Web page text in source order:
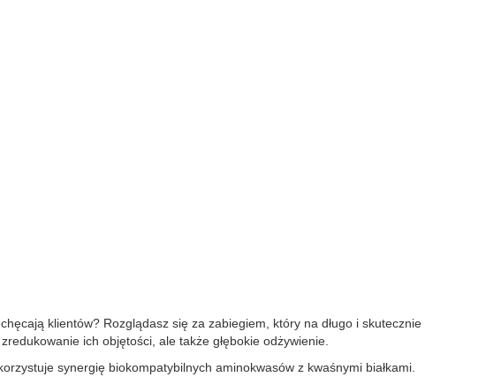
klientów? Rozglądasz się za zabiegiem, który na długo i skutecznie
ich objętości, ale także głębokie odżywienie.
synergię biokompatybilnych aminokwasów z kwaśnymi białkami.